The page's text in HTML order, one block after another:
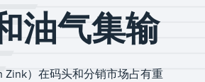
油气集输
Zink）在码头和分销市场占有重